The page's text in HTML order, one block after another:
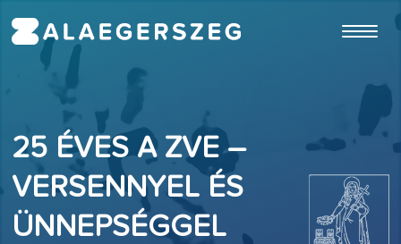
25 ÉVES A ZVE –
VERSENNYEL ÉS
ÜNNEPSÉGGEL